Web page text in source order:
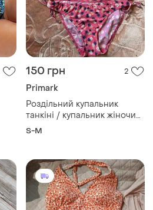
150 грн 2
Primark
Роздільний купальник
танкіні / купальник жіночий
s-m
S-M